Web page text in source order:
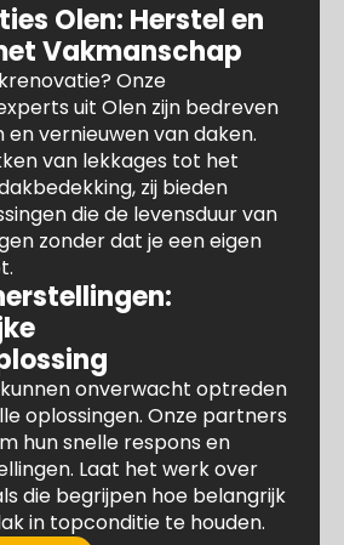
Olen: Herstel en
Vakmanschap
Onze
uit Olen zijn bedreven
vernieuwen van daken.
van lekkages tot het
zij bieden
die de levensduur van
zonder dat je een eigen
onverwacht optreden
oplossingen. Onze partners
hun snelle respons en
Laat het werk over
die begrijpen hoe belangrijk
in topconditie te houden.